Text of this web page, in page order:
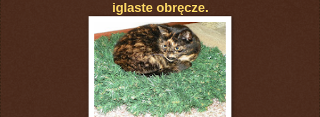
iglaste obręcze.